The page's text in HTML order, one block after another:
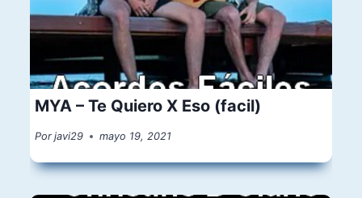
MYA – Te Quiero X Eso (facil)
Por javi29 mayo 19, 2021